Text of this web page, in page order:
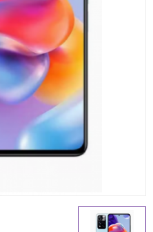
الكترونيات
العناية الشخصية
اكسسوارات